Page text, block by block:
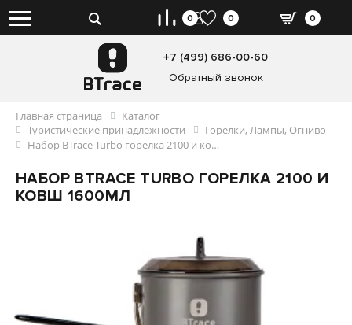
+7 (499) 686-00-60
Обратный звонок
0
0 0
Главная страница
Каталог
Туристические принадлежности
Горелки, Лампы, Огниво
Набор BTrace Turbo горелка 2100 и ковш 1600мл
НАБОР BTRACE TURBO ГОРЕЛКА 2100 И
КОВШ 1600МЛ